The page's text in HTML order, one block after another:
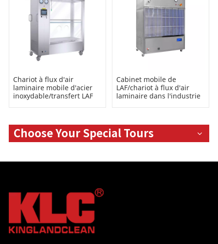
Chariot à flux d'air
laminaire mobile d'acier
inoxydable/transfert LAF
Cabinet mobile de
LAF/chariot à flux d'air
laminaire dans l'industrie
Choose Your Special Tours